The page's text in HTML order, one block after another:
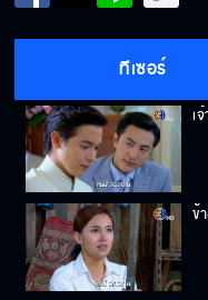
ทีเซอร์
เ
ข้